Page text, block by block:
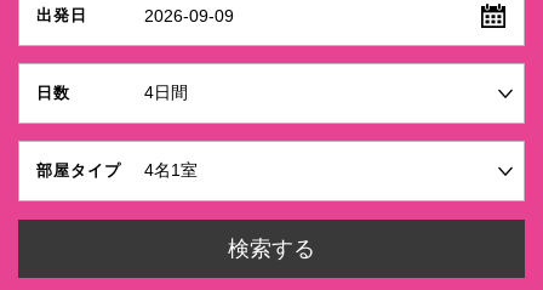
出発日 2026-09-09
日数
部屋タイプ